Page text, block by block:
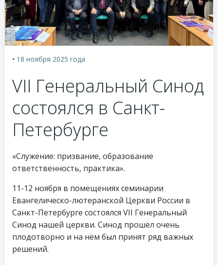
• 18 ноября 2025 года
VII Генеральный Синод
состоялся в Санкт-
Петербурге
«Служение: призвание, образование
ответственность, практика».
11-12 ноября в помещениях семинарии
Евангелическо-лютеранской Церкви России в
Санкт-Петербурге состоялся VII Генеральный
Синод нашей церкви. Синод прошёл очень
плодотворно и на нём был принят ряд важных
решений.